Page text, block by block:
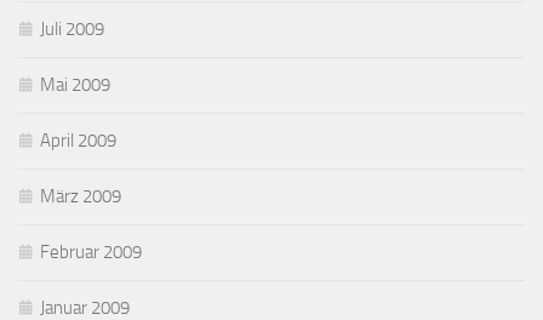
Juli 2009
Mai 2009
April 2009
März 2009
Februar 2009
Januar 2009